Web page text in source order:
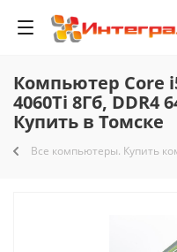
Компьютер Core
4060Ti 8Гб, DDR4
Купить в Томске
Все компьютеры. Купить